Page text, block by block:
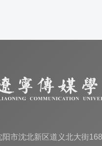
阳市沈北新区道义北大街